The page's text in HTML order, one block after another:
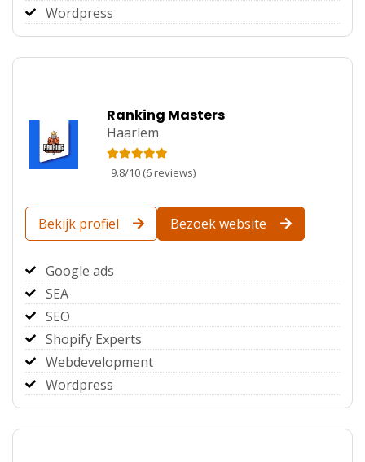
Wordpress
Ranking Masters
Haarlem
9.8/10 (6reviews)
Bekijk profiel Bezoek website
Google ads
SEA
SEO
Shopify Experts
Webdevelopment
Wordpress